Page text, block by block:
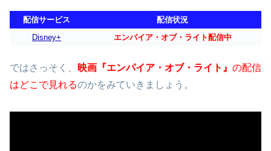
配信サービス
配信状況
Disney+
エンパイア・オブ・ライト配信中
ではさっそく、 映画『エンパイア・オブ・ライト』 の配信
はどこで見れるのかをみていきましょう。